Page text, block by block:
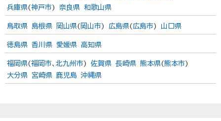
兵庫県(神戸市) 奈良県 和歌山県
鳥取県 島根県 岡山県( 岡山市) 広島県( 広島市) 山口県
徳島県 香川県 愛媛県 高知県
福岡県(福岡市、 北九州市) 佐賀県 長崎県 熊本県(熊本市)
大分県
宮崎県 鹿児島 沖縄県